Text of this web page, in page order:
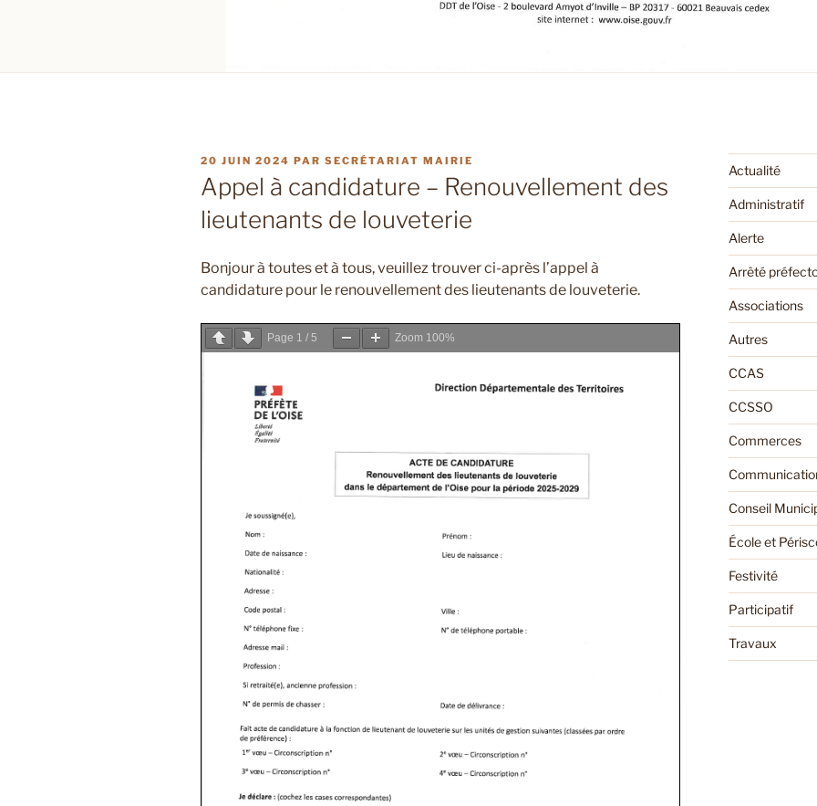
PUBLIÉ
LE
20 JUIN 2024 PAR SECRÉTARIAT MAIRIE
Appel à candidature – Renouvellement des
lieutenants de louveterie
Bonjour à toutes et à tous, veuillez trouver ci-après l’appel à
candidature pour le renouvellement des lieutenants de louveterie.
Page 1 / 5 Zoom 100%
Actualité
Administratif
Alerte
Arrêté
Associations
Autres
CCAS
CCSSO
Commerces
Conseil
École et
Festivité
Participatif
Travaux